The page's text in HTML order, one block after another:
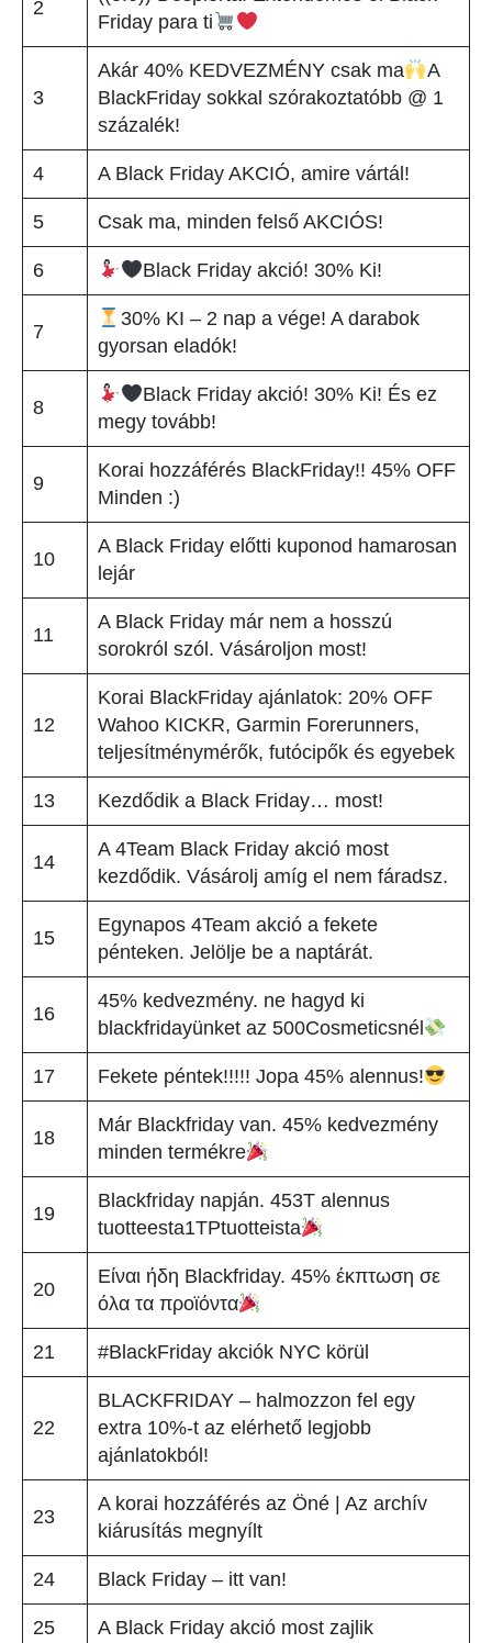
2
Friday para ti
3
Akár 40% KEDVEZMÉNY csak ma
A
BlackFriday sokkal szórakoztatóbb @ 1
százalék!
4 A Black Friday AKCIÓ, amire vártál!
5 Csak ma, minden felső AKCIÓS!
6 Black Friday akció! 30% Ki!
7
30% KI – 2 nap a vége! A darabok
gyorsan eladók!
8
Black Friday akció! 30% Ki! És ez
megy tovább!
9
Korai hozzáférés BlackFriday!! 45% OFF
Minden :)
10
A Black Friday előtti kuponod hamarosan
lejár
11
A Black Friday már nem a hosszú
sorokról szól. Vásároljon most!
12
Korai BlackFriday ajánlatok: 20% OFF
Wahoo KICKR, Garmin Forerunners,
teljesítménymérők, futócipők és egyebek
13 Kezdődik a Black Friday… most!
14
A 4Team Black Friday akció most
kezdődik. Vásárolj amíg el nem fáradsz.
15
Egynapos 4Team akció a fekete
pénteken. Jelölje be a naptárát.
16
45% kedvezmény. ne hagyd ki
blackfridayünket az 500Cosmeticsnél
17 Fekete péntek!!!!! Jopa 45% alennus!
18
Már Blackfriday van. 45% kedvezmény
minden termékre
19
Blackfriday napján. 453T alennus
tuotteesta1TPtuotteista
20
Είναι ήδη Blackfriday. 45% έκπτωση σε
όλα τα προϊόντα
21 #BlackFriday akciók NYC körül
22
BLACKFRIDAY – halmozzon fel egy
extra 10%-t az elérhető legjobb
ajánlatokból!
23
A korai hozzáférés az Öné | Az archív
kiárusítás megnyílt
24 Black Friday – itt van!
25 A Black Friday akció most zajlik